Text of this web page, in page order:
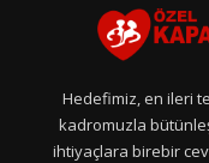
Hedefimiz, en ileri
kadromuzla
ihtiyaçlara birebir